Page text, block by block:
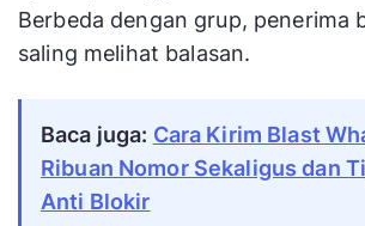
Berbeda dengan grup, penerima
saling melihat balasan.
Baca juga: Cara Kirim Blast
Ribuan Nomor Sekaligus dan
Anti Blokir